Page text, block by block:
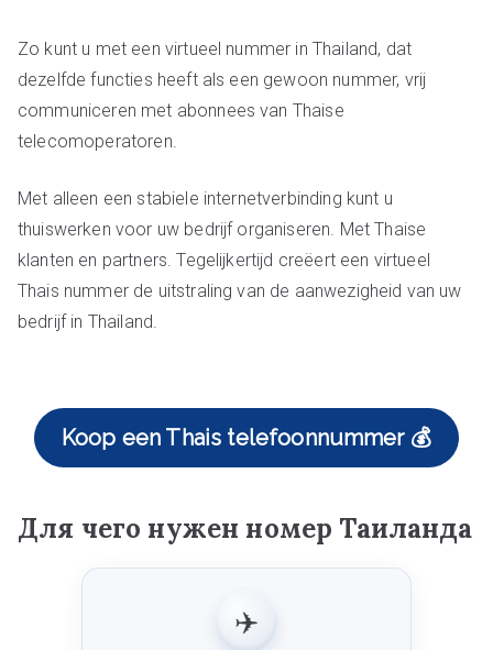
Zo kunt u met een virtueel nummer in Thailand, dat
dezelfde functies heeft als een gewoon nummer, vrij
communiceren met abonnees van Thaise
telecomoperatoren.
Met alleen een stabiele internetverbinding kunt u
thuiswerken voor uw bedrijf organiseren. Met Thaise
klanten en partners. Tegelijkertijd creëert een virtueel
Thais nummer de uitstraling van de aanwezigheid van uw
bedrijf in Thailand.
Koop een Thais telefoonnummer 💰
Для чего нужен номер Таиланда
✈️